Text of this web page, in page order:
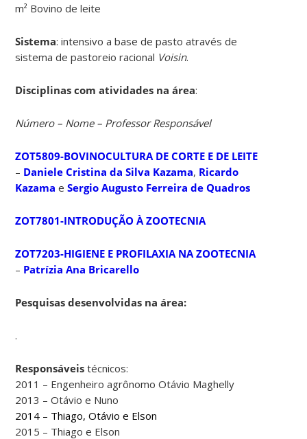
m² Bovino de leite
Sistema: intensivo a base de pasto através de
sistema de pastoreio racional Voisin.
Disciplinas com atividades na área:
Número – Nome – Professor Responsável
ZOT5809-BOVINOCULTURA DE CORTE E DE LEITE
– Daniele Cristina da Silva Kazama, Ricardo
Kazama eSergio Augusto Ferreira de Quadros
ZOT7801-INTRODUÇÃO À ZOOTECNIA
ZOT7203-HIGIENE E PROFILAXIA NA ZOOTECNIA
– Patrízia Ana Bricarello
Pesquisas desenvolvidas na área:
.
Responsáveis técnicos:
2011 – Engenheiro agrônomo Otávio Maghelly
2013 – Otávio e Nuno
2014 – Thiago, Otávio e Elson
2015 – Thiago e Elson